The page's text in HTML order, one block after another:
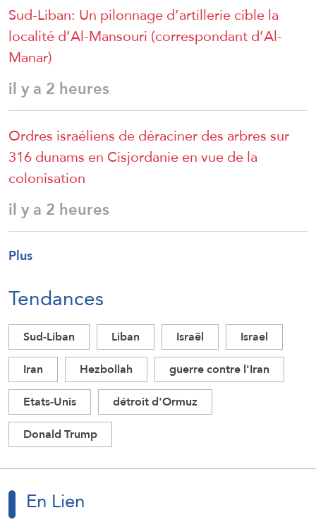
Sud-Liban: Un pilonnage d’artillerie cible la
localité d’Al-Mansouri (correspondant d’Al-
Manar)
il y a 2 heures
Ordres israéliens de déraciner des arbres sur
316 dunams en Cisjordanie en vue de la
colonisation
il y a 2 heures
Plus
Tendances
Sud-Liban Liban Israël
Israel
Iran
Hezbollah
guerre contre l'Iran
Etats-Unis
détroit d'Ormuz
Donald Trump
En Lien